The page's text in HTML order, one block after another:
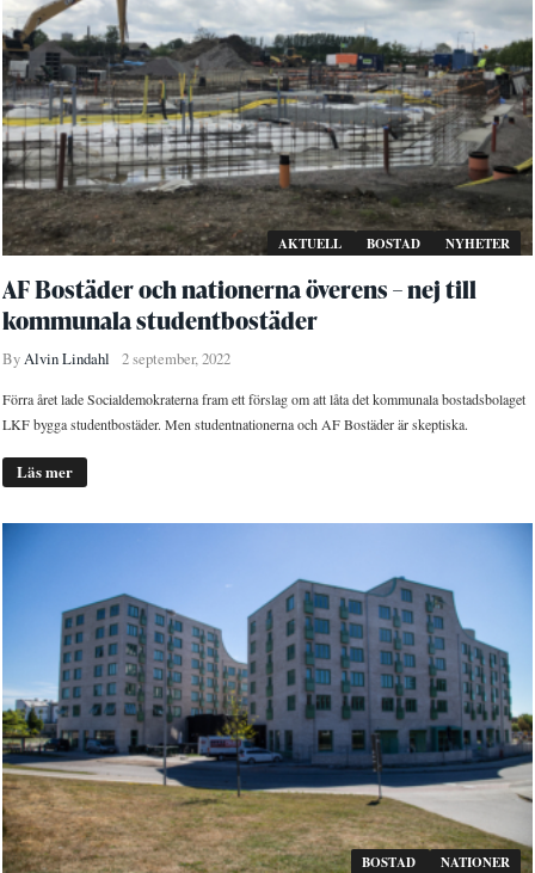
AKTUELL BOSTAD NYHETER
AF Bostäder och nationerna överens – nej till
kommunala studentbostäder
ByAlvin Lindahl 2 september, 2022
Förra året lade Socialdemokraterna fram ett förslag om att låta det kommunala bostadsbolaget
LKF bygga studentbostäder. Men studentnationerna och AF Bostäder är skeptiska.
Läs mer
BOSTAD NATIONER